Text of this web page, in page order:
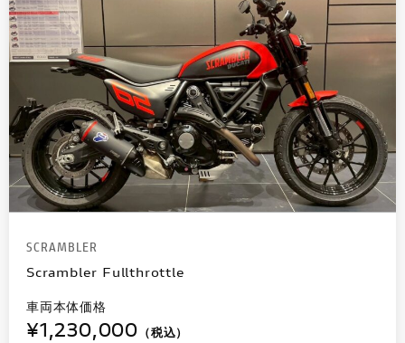
SCRAMBLER
Scrambler Fullthrottle
車両本体価格
¥1,230,000 （税込）